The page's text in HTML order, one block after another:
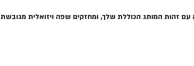
עם זהות המותג הכוללת שלך, ומחזקים שפה ויזואלית מגובשת